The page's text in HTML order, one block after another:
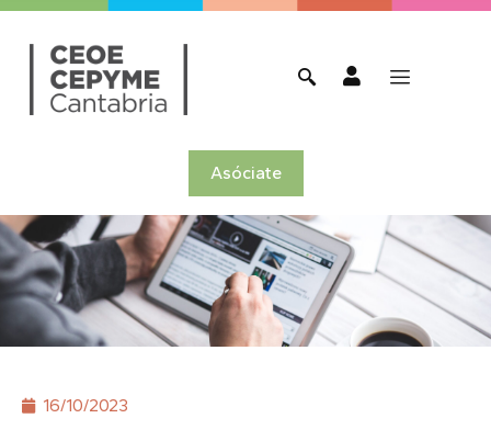
Asóciate
16/10/2023